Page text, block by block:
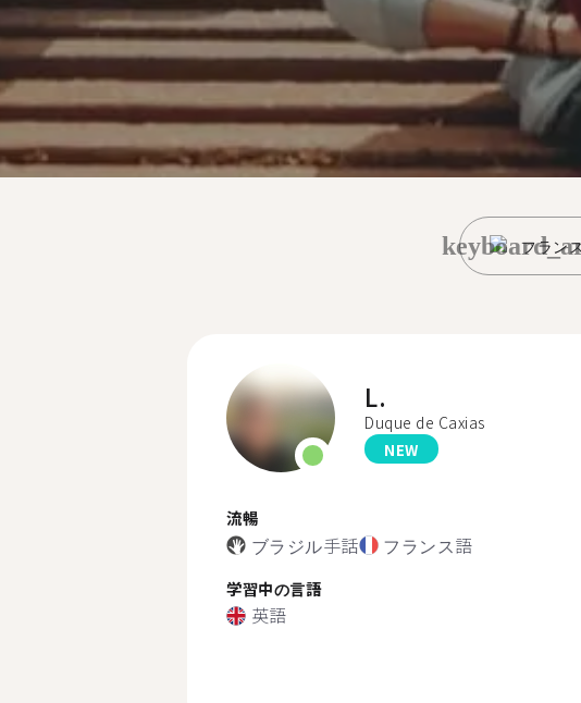
フラン
L.
Duque de Caxias
NEW
流暢
ブラジル手話 フランス語
学習中の言語
英語